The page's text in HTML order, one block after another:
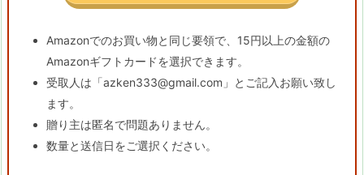
Amazonでのお買い物と同じ要領で、15円以上の金額の
Amazonギフトカードを選択できます。
受取人は「azken333@gmail.com」とご記入お願い致し
ます。
贈り主は匿名で問題ありません。
数量と送信日をご選択ください。